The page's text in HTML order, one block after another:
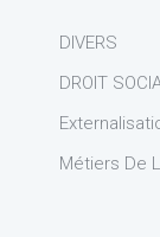
DIVERS
DROIT
Métiers De